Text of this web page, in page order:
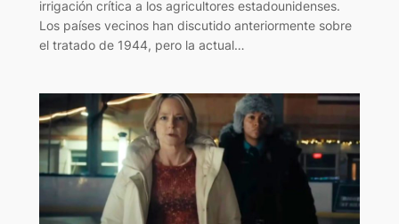
irrigación crítica a los agricultores estadounidenses.
Los países vecinos han discutido anteriormente sobre
el tratado de 1944, pero la actual…